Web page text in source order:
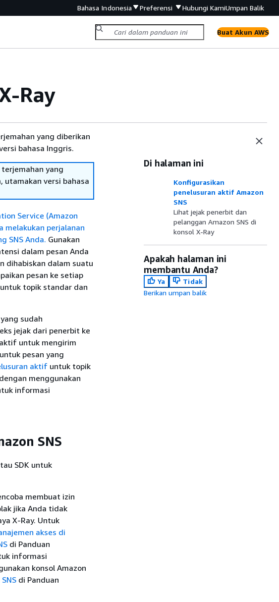
Bahasa Indonesia Preferensi Hubungi KamiUmpan Balik
Buat Akun AWS
Ray
yang diberikan
bahasa Inggris.
yang
utamakan versi bahasa
Service (Amazon
melakukan perjalanan
SNS Anda. Gunakan
dalam pesan Anda
dihabiskan dalam suatu
pesan ke setiap
topik standar dan
sudah
jejak dari penerbit ke
untuk mengirim
pesan yang
aktif untuk topik
menggunakan
informasi
SNS
SDK untuk
membuat izin
jika Anda tidak
X-Ray. Untuk
akses di
di Panduan
informasi
konsol Amazon
di Panduan
Di halaman ini
Konfigurasikan
penelusuran aktif Amazon
SNS
Lihat jejak penerbit dan
pelanggan Amazon SNS di
konsol X-Ray
Apakah halaman ini
membantu Anda?
Ya
Tidak
Berikan umpan balik